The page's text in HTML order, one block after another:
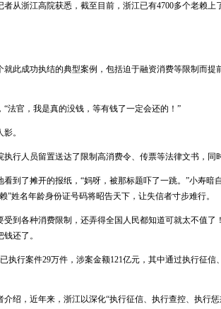
从浙江高院获悉，截至目前，浙江已有4700多个老赖上
此成功执结的典型案例，包括迫于融资消费等限制而提
法官，我是真的没钱，等有钱了一定会还的！”
。
行人员留置送达了限制高消费令、传票等法律文书，同
到了摊开的报纸，“妈呀，被那标题吓了一跳。”小寿暗
姓名年龄身份证号码将昭告天下，让失信者寸步难行。
到各种消费限制，还弄得全国人民都知道可就太不值了
还了。
执行案件29万件，涉案金额121亿元，其中通过执行征信
绍，近年来，浙江以深化“执行征信、执行查控、执行